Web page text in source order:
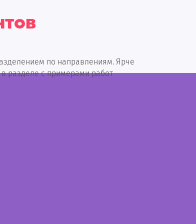
по направлениям. Ярче
разделе с примерами работ